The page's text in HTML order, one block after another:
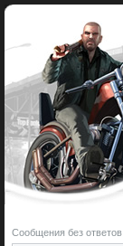
Сообщения без ответов